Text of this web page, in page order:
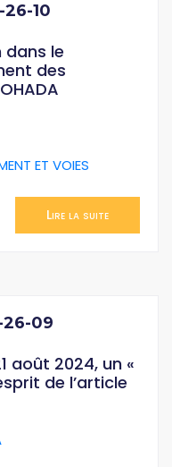
26-10
dans le
des
ET VOIES
Lire la suite
26-09
août 2024, un «
de l’article